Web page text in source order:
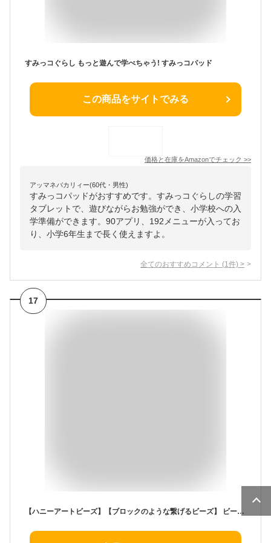
すみっコぐらし もっと遊んで学べちゃう! すみっコパッド
この商品をサイトでみる
価格と在庫をAmazonでチェック >>
アッマネバカリィー(60代・男性)
すみっコパッドがおすすめです。すみっコぐらしの学習
タブレットで、遊びながらお勉強ができ、小学校への入
学準備ができます。90アプリ、192メニューが入ってお
り、小学6年生まで長く使えますよ。
全てのおすすめコメント (1 件) >
17
【ハニーアートビーズ】【ブロックのような繋げるビーズ】 ビーズ ビーズアクセサリー おもちゃ アクセサリーキット 800個入りセット ネックレス 指輪 小学生に人気 作り方説明書 専用ケース付き pop arty beads ポップアート 女の子 プレゼント